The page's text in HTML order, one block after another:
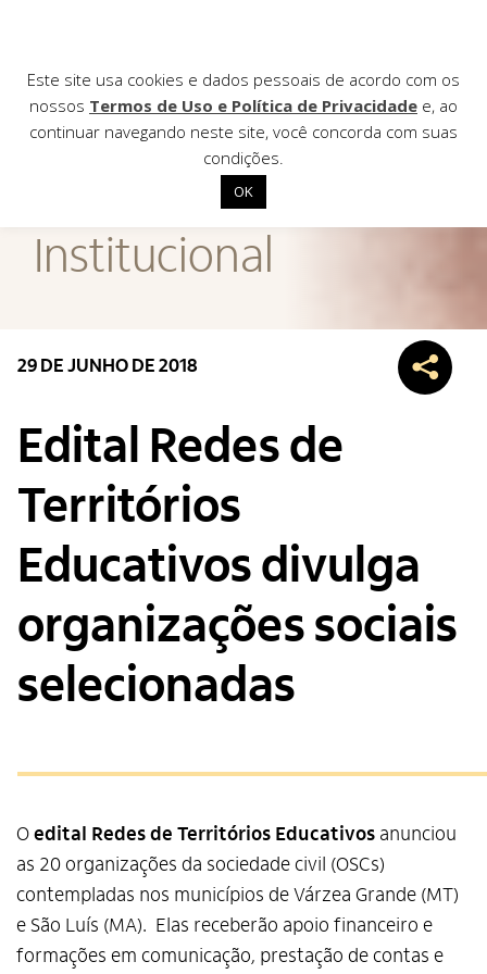
Institucional
Editais
Contato
Institucional
29 DE JUNHO DE 2018
Edital Redes de
Territórios
Educativos divulga
organizações sociais
selecionadas
Oedital Redes de Territórios Educativos anunciou
as 20 organizações da sociedade civil (OSCs)
contempladas nos municípios de Várzea Grande (MT)
e São Luís (MA). Elas receberão apoio financeiro e
formações em comunicação, prestação de contas e
Este site usa cookies e dados pessoais de acordo com os
nossos Termos de Uso e Política de Privacidade e, ao
continuar navegando neste site, você concorda com suas
condições.
OK